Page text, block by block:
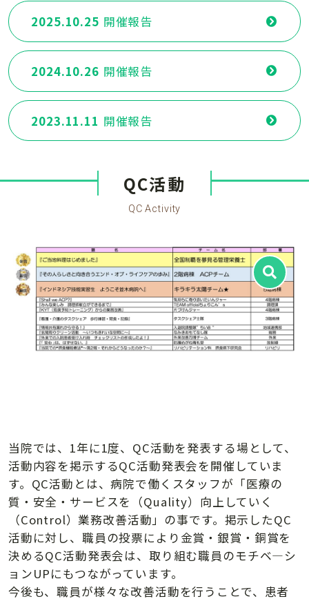
2025.10.25 開催報告
2024.10.26 開催報告
2023.11.11 開催報告
QC活動
QC Activity
当院では、1年に1度、QC活動を発表する場として、
活動内容を掲示するQC活動発表会を開催していま
す。QC活動とは、病院で働くスタッフが「医療の
質・安全・サービスを（Quality）向上していく
（Control）業務改善活動」の事です。掲示したQC
活動に対し、職員の投票により金賞・銀賞・銅賞を
決めるQC活動発表会は、取り組む職員のモチベ―シ
ョンUPにもつながっています。
今後も、職員が様々な改善活動を行うことで、患者